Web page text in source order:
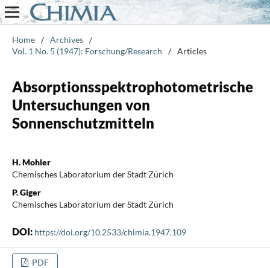
Home / Archives /
Vol. 1 No. 5 (1947): Forschung/Research
/ Articles
Absorptionsspektrophotometrische
Untersuchungen von
Sonnenschutzmitteln
H. Mohler
Chemisches Laboratorium der Stadt Zürich
P. Giger
Chemisches Laboratorium der Stadt Zürich
DOI: https://doi.org/10.2533/chimia.1947.109
PDF